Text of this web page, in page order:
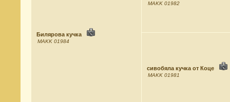
Билярова кучка
MAKK 01984
MAKK 01982
сивобяла кучка от Коце
MAKK 01981